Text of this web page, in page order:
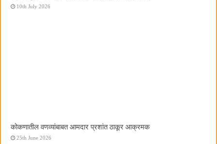
10th July 2026
कोकणातील वणव्यांबाबत आमदार प्रशांत ठाकूर आक्रमक
25th June 2026